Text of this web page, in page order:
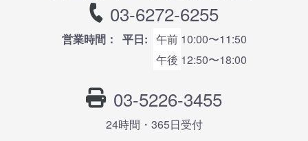
03-6272-6255
営業時間： 平日: 午前 10:00〜11:50
午後 12:50〜18:00
03-5226-3455
24時間・365⽇受付